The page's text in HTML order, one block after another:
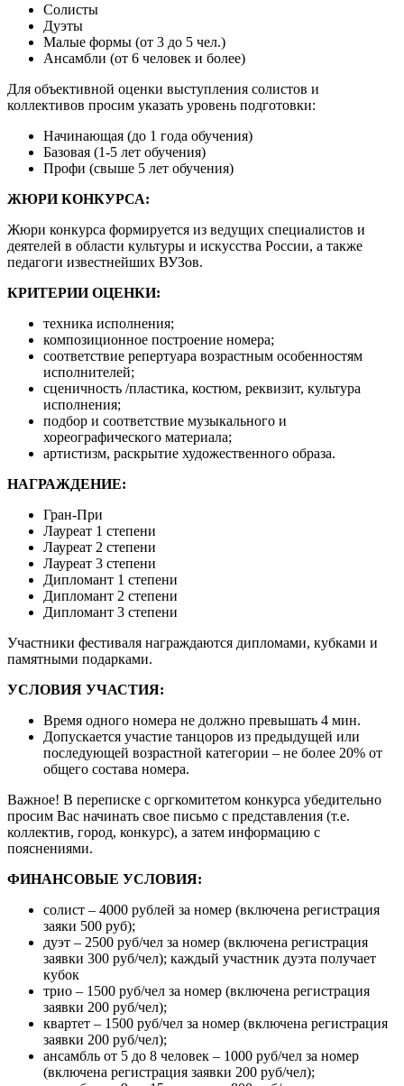
Солисты
Дуэты
Малые формы (от 3 до 5 чел.)
Ансамбли (от 6 человек и более)
Для объективной оценки выступления солистов и
коллективов просим указать уровень подготовки:
Начинающая (до 1 года обучения)
Базовая (1-5 лет обучения)
Профи (свыше 5 лет обучения)
ЖЮРИ КОНКУРСА:
Жюри конкурса формируется из ведущих специалистов и
деятелей в области культуры и искусства России, а также
педагоги известнейших ВУЗов.
КРИТЕРИИ ОЦЕНКИ:
техника исполнения;
композиционное построение номера;
соответствие репертуара возрастным особенностям
исполнителей;
сценичность /пластика, костюм, реквизит, культура
исполнения;
подбор и соответствие музыкального и
хореографического материала;
артистизм, раскрытие художественного образа.
НАГРАЖДЕНИЕ:
Гран-При
Лауреат 1 степени
Лауреат 2 степени
Лауреат 3 степени
Дипломант 1 степени
Дипломант 2 степени
Дипломант 3 степени
Участники фестиваля награждаются дипломами, кубками и
памятными подарками.
УСЛОВИЯ УЧАСТИЯ:
Время одного номера не должно превышать 4 мин.
Допускается участие танцоров из предыдущей или
последующей возрастной категории – не более 20% от
общего состава номера.
Важное! В переписке с оргкомитетом конкурса убедительно
просим Вас начинать свое письмо с представления (т.е.
коллектив, город, конкурс), а затем информацию с
пояснениями.
ФИНАНСОВЫЕ УСЛОВИЯ:
солист – 4000 рублей за номер (включена регистрация
заяки 500 руб);
дуэт – 2500 руб/чел за номер (включена регистрация
заявки 300 руб/чел); каждый участник дуэта получает
кубок
трио – 1500 руб/чел за номер (включена регистрация
заявки 200 руб/чел);
квартет – 1500 руб/чел за номер (включена регистрация
заявки 200 руб/чел);
ансамбль от 5 до 8 человек – 1000 руб/чел за номер
(включена регистрация заявки 200 руб/чел);